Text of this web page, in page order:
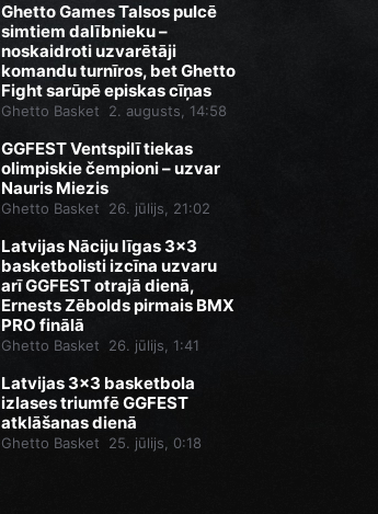
Ghetto Games Talsos pulcē
simtiem dalībnieku –
noskaidroti uzvarētāji
komandu turnīros, bet Ghetto
Fight sarūpē episkas cīņas
Ghetto Basket 2. augusts, 14:58
GGFEST Ventspilī tiekas
olimpiskie čempioni – uzvar
Nauris Miezis
Ghetto Basket 26. jūlijs, 21:02
Latvijas Nāciju līgas 3x3
basketbolisti izcīna uzvaru
arī GGFEST otrajā dienā,
Ernests Zēbolds pirmais BMX
PRO finālā
Ghetto Basket 26. jūlijs, 1:41
Latvijas 3x3 basketbola
izlases triumfē GGFEST
atklāšanas dienā
Ghetto Basket 25. jūlijs, 0:18